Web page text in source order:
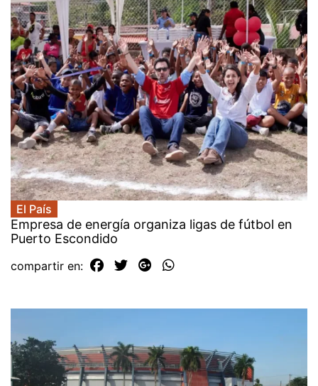
El País
Empresa de energía organiza ligas de fútbol en
Puerto Escondido
compartir en: